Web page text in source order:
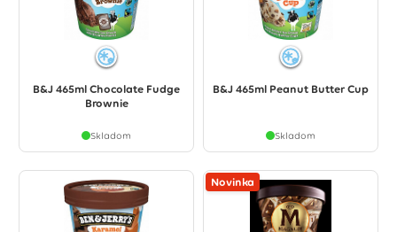
B&J 465ml Chocolate Fudge
Brownie
Skladom
B&J 465ml Peanut Butter Cup
Skladom
Novinka